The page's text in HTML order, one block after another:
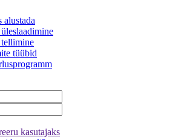
alustada
tüübid
kasutajaks